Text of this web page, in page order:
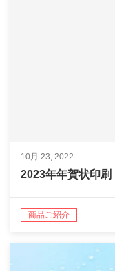
10月 23, 2022
2023年年賀状印
商品ご紹介